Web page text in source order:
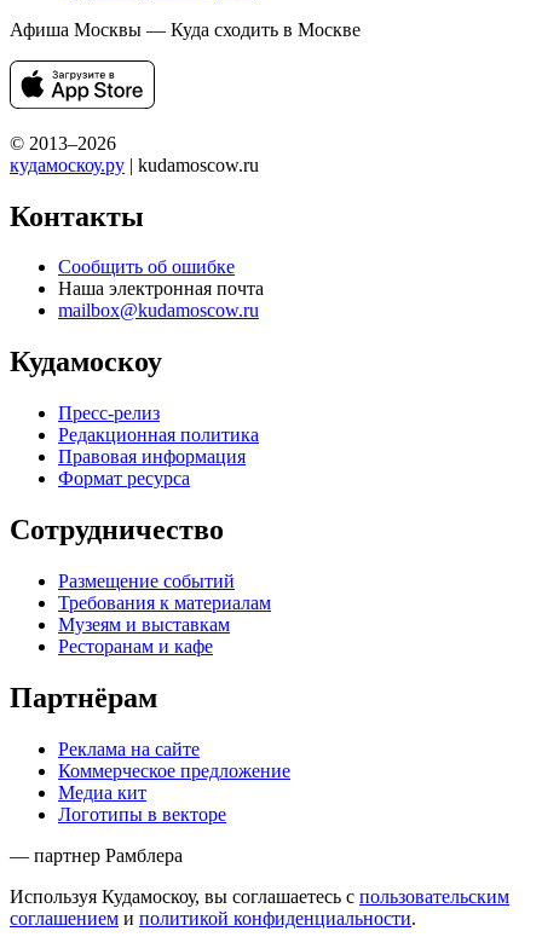
Афиша Москвы — Куда сходить в Москве
© 2013–2026
кудамоскоу.ру | kudamoscow.ru
Контакты
Сообщить об ошибке
Наша электронная почта
mailbox@kudamoscow.ru
Кудамоскоу
Пресс-релиз
Редакционная политика
Правовая информация
Формат ресурса
Сотрудничество
Размещение событий
Требования к материалам
Музеям и выставкам
Ресторанам и кафе
Партнёрам
Реклама на сайте
Коммерческое предложение
Медиа кит
Логотипы в векторе
— партнер Рамблера
Используя Кудамоскоу, вы соглашаетесь с пользовательским
соглашением и политикой конфиденциальности.